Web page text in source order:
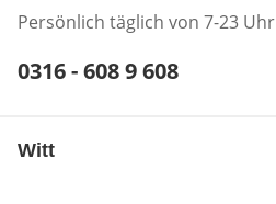
Persönlich täglich von 7-23 Uhr
Telefonnummer:
0316 - 608 9 608
Witt